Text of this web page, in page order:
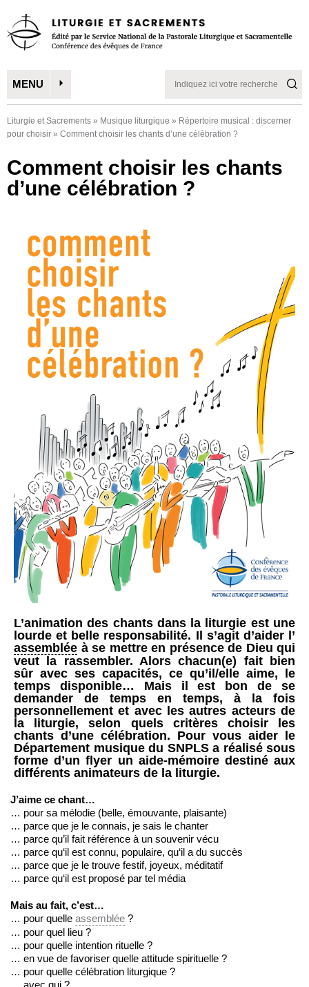
MENU
Liturgie et Sacrements » Musique liturgique » Répertoire musical : discerner
pour choisir » Comment choisir les chants d’une célébration ?
Comment choisir les chants
d’une célébration ?
L’animation des chants dans la liturgie est une
lourde et belle responsabilité. Il s’agit d’aider l’
assemblée à se mettre en présence de Dieu qui
veut la rassembler. Alors chacun(e) fait bien
sûr avec ses capacités, ce qu’il/elle aime, le
temps disponible… Mais il est bon de se
demander de temps en temps, à la fois
personnellement et avec les autres acteurs de
la liturgie, selon quels critères choisir les
chants d’une célébration. Pour vous aider le
Département musique du SNPLS a réalisé sous
forme d’un flyer un aide-mémoire destiné aux
différents animateurs de la liturgie.
J’aime ce chant…
… pour sa mélodie (belle, émouvante, plaisante)
… parce que je le connais, je sais le chanter
… parce qu’il fait référence à un souvenir vécu
… parce qu‘il est connu, populaire, qu‘il a du succès
… parce que je le trouve festif, joyeux, méditatif
… parce qu‘il est proposé par tel média
Mais au fait, c’est…
… pour quelle assemblée ?
… pour quel lieu ?
… pour quelle intention rituelle ?
… en vue de favoriser quelle attitude spirituelle ?
… pour quelle célébration liturgique ?
… avec qui ?